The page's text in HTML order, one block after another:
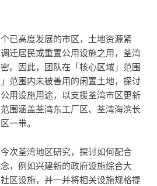
已高度发展的市区，土地资源紧
迁居民或重置公用设施之用，荃湾
。因此，团队在「核心区域」范围
范围内未被善用的闲置土地，探讨
用设施用途，以支援荃湾市区更新
围涵盖荃湾东工厂区、荃湾海滨长
一带。
次荃湾地区研究，探讨如何配合
，例如兴建新的政府设施综合大
区设施，并一并将相关设施规格提